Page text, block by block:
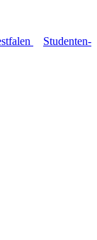
Studenten-